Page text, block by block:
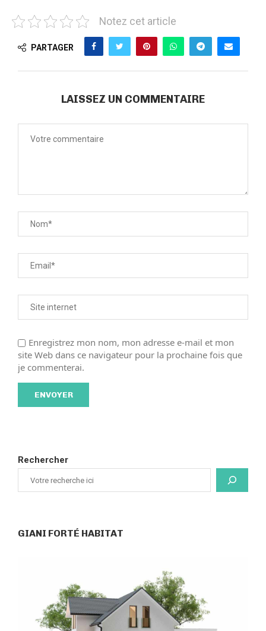
Notez cet article
PARTAGER
LAISSEZ UN COMMENTAIRE
Enregistrez mon nom, mon adresse e-mail et mon
site Web dans ce navigateur pour la prochaine fois que
je commenterai.
Rechercher
GIANI FORTÉ HABITAT